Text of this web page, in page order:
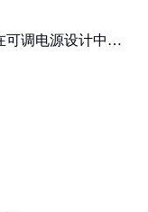
可调电源设计中的